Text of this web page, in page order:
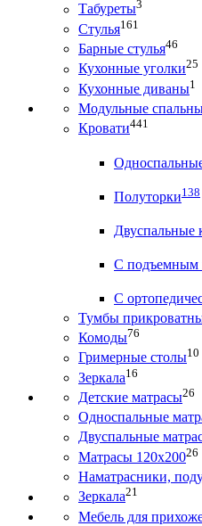
Табуреты3
Стулья161
Барные стулья46
Кухонные уголки25
Кухонные диваны1
Модульные
Кровати441
Полуторки138
Двуспальные
С подъемным
С
Тумбы
Комоды76
Гримерные столы10
Зеркала16
Детские матрасы26
Односпальные
Двуспальные
Матрасы 120х20026
Наматрасники,
Зеркала21
Мебель для